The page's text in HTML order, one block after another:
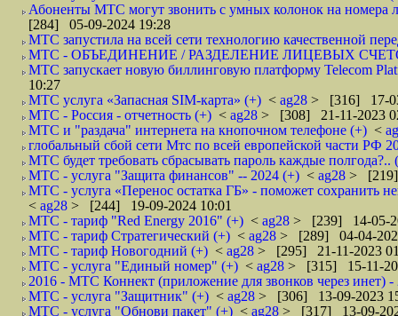
Абоненты МТС могут звонить с умных колонок на номера
[284] 05-09-2024 19:28
МТС запустила на всей сети технологию качественной
МТС - ОБЪЕДИНЕНИЕ / РАЗДЕЛЕНИЕ ЛИЦЕВЫХ
МТС запускает новую биллинговую платформу Telecom
10:27
МТС услуга «Запасная SIM-карта» (+) < ag28 > [316] 17-
МТС - Россия - отчетность (+) < ag28 > [308] 21-11-2023
МТС и "раздача" интернета на кнопочном телефоне (+) <
глобальный сбой сети Мтс по всей европейской части РФ
МТС будет требовать сбрасывать пароль каждые полгода?..
МТС - услуга "Защита финансов" -- 2024 (+) < ag28 > [219]
МТС - услуга «Перенос остатка ГБ» - поможет сохранить
< ag28 > [244] 19-09-2024 10:01
МТС - тариф "Red Energy 2016" (+) < ag28 > [239] 14-05-
МТС - тариф Стратегический (+) < ag28 > [289] 04-04-
МТС - тариф Новогодний (+) < ag28 > [295] 21-11-2023
МТС - услуга "Единый номер" (+) < ag28 > [315] 15-11-
2016 - МТС Коннект (приложение для звонков через инет) -
МТС - услуга "Защитник" (+) < ag28 > [306] 13-09-2023
МТС - услуга "Обнови пакет" (+) < ag28 > [317] 13-09-